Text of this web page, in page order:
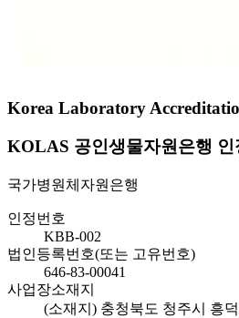
Korea Laboratory
KOLAS 공인생물자원은행 인
국가병원체자원은행
인정번호
KBB-002
법인등록번호(또는 고유번호)
646-83-00041
사업장소재지
(소재지) 충청북도 청주시 흥